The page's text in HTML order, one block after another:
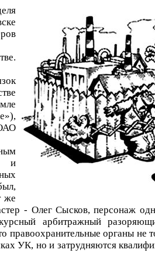
и
же
- Олег Сысков, персонаж
арбитражный
правоохранительные органы не
УК, но и затрудняются